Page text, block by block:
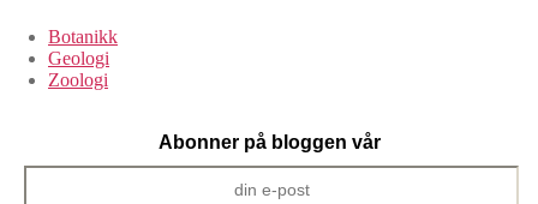
Botanikk
Geologi
Zoologi
Abonner på bloggen vår